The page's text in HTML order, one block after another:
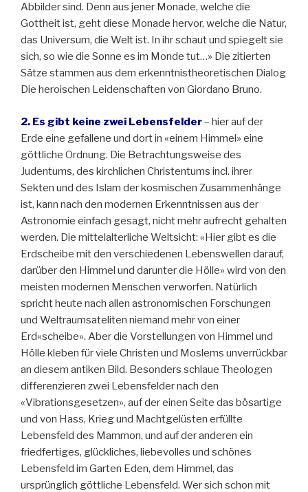
Abbilder sind. Denn aus jener Monade, welche die
Gottheit ist, geht diese Monade hervor, welche die Natur,
das Universum, die Welt ist. In ihr schaut und spiegelt sie
sich, so wie die Sonne es im Monde tut…» Die zitierten
Sätze stammen aus dem erkenntnistheoretischen Dialog
Die heroischen Leidenschaften von Giordano Bruno.
2. Es gibt keine zwei Lebensfelder– hier auf der
Erde eine gefallene und dort in «einem Himmel» eine
göttliche Ordnung. Die Betrachtungsweise des
Judentums, des kirchlichen Christentums incl. ihrer
Sekten und des Islam der kosmischen Zusammenhänge
ist, kann nach den modernen Erkenntnissen aus der
Astronomie einfach gesagt, nicht mehr aufrecht gehalten
werden. Die mittelalterliche Weltsicht: «Hier gibt es die
Erdscheibe mit den verschiedenen Lebenswellen darauf,
darüber den Himmel und darunter die Hölle» wird von den
meisten modernen Menschen verworfen. Natürlich
spricht heute nach allen astronomischen Forschungen
und Weltraumsateliten niemand mehr von einer
Erd«scheibe». Aber die Vorstellungen von Himmel und
Hölle kleben für viele Christen und Moslems unverrückbar
an diesem antiken Bild. Besonders schlaue Theologen
differenzieren zwei Lebensfelder nach den
«Vibrationsgesetzen», auf der einen Seite das bösartige
und von Hass, Krieg und Machtgelüsten erfüllte
Lebensfeld des Mammon, und auf der anderen ein
friedfertiges, glückliches, liebevolles und schönes
Lebensfeld im Garten Eden, dem Himmel, das
ursprünglich göttliche Lebensfeld. Wer sich schon mit